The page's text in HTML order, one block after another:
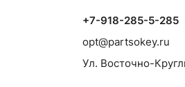
+7-918-285-5-285
opt@partsokey.ru
Ул. Восточно-